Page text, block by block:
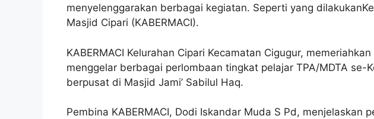
menyelenggarakan berbagai kegiatan. Seperti yang
Masjid Cipari (KABERMACI).
KABERMACI Kelurahan Cipari Kecamatan Cigugur,
menggelar berbagai perlombaan tingkat pelajar TPA/MDTA se-
berpusat di Masjid Jami’ Sabilul Haq.
Pembina KABERMACI, Dodi Iskandar Muda S Pd, menjelaskan